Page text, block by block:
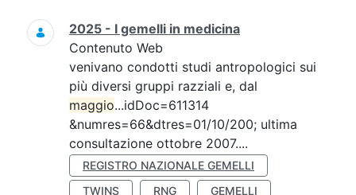
2025 - I gemelli in medicina
Contenuto Web
venivano condotti studi antropologici sui
più diversi gruppi razziali e, dal
maggio...idDoc=611314
&numres=66&dtres=01/10/200; ultima
consultazione ottobre 2007....
REGISTRO NAZIONALE GEMELLI
TWINS
RNG GEMELLI